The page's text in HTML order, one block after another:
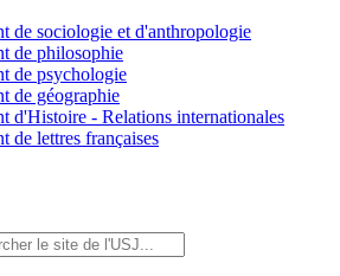
de sociologie et d'anthropologie
de philosophie
de psychologie
de géographie
d'Histoire - Relations internationales
de lettres françaises